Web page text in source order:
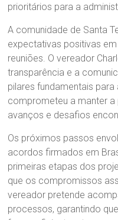
prioritários para a
A comunidade de Santa
expectativas positivas
reuniões. O vereador
transparência e a
pilares fundamentais
comprometeu a manter
avanços e desafios
Os próximos passos
acordos firmados em
primeiras etapas dos
que os compromissos
vereador pretende
processos, garantindo